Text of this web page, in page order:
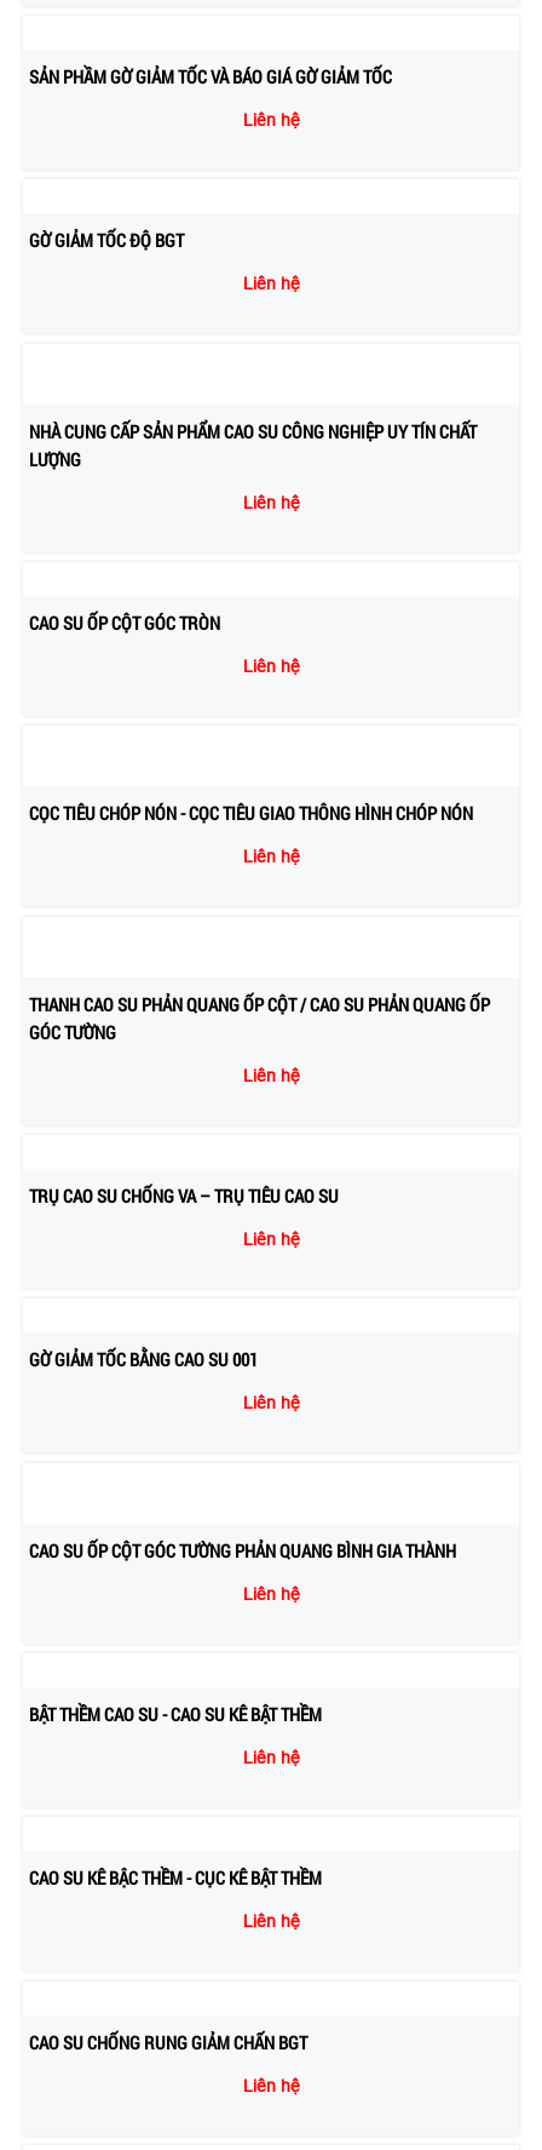
SẢN PHẦM GỜ GIẢM TỐC VÀ BÁO GIÁ GỜ GIẢM TỐC
Liên hệ
GỜ GIẢM TỐC ĐỘ BGT
Liên hệ
NHÀ CUNG CẤP SẢN PHẨM CAO SU CÔNG NGHIỆP UY TÍN CHẤT
LƯỢNG
Liên hệ
CAO SU ỐP CỘT GÓC TRÒN
Liên hệ
CỌC TIÊU CHÓP NÓN - CỌC TIÊU GIAO THÔNG HÌNH CHÓP NÓN
Liên hệ
THANH CAO SU PHẢN QUANG ỐP CỘT / CAO SU PHẢN QUANG ỐP
GÓC TƯỜNG
Liên hệ
TRỤ CAO SU CHỐNG VA – TRỤ TIÊU CAO SU
Liên hệ
GỜ GIẢM TỐC BẰNG CAO SU 001
Liên hệ
CAO SU ỐP CỘT GÓC TƯỜNG PHẢN QUANG BÌNH GIA THÀNH
Liên hệ
BẬT THỀM CAO SU - CAO SU KÊ BẬT THỀM
Liên hệ
CAO SU KÊ BẬC THỀM - CỤC KÊ BẬT THỀM
Liên hệ
CAO SU CHỐNG RUNG GIẢM CHẤN BGT
Liên hệ